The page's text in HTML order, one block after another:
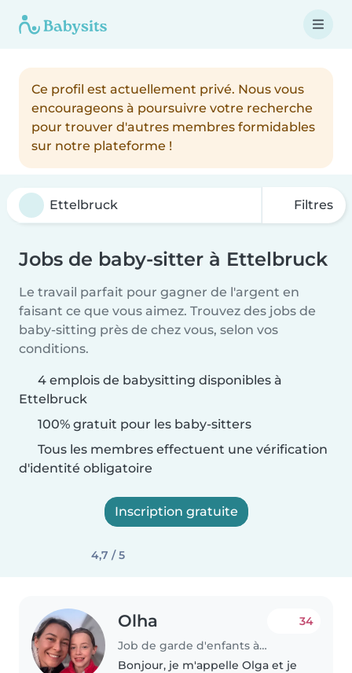
Ce profil est actuellement privé. Nous vous
encourageons à poursuivre votre recherche
pour trouver d'autres membres formidables
sur notre plateforme !
Filtres
Jobs de baby-sitter à Ettelbruck
Le travail parfait pour gagner de l'argent en
faisant ce que vous aimez. Trouvez des jobs de
baby-sitting près de chez vous, selon vos
conditions.
4 emplois de babysitting disponibles à
Ettelbruck
100% gratuit pour les baby-sitters
Tous les membres effectuent une vérification
d'identité obligatoire
Inscription gratuite
4,7 / 5
Olha
Job de garde d'enfants à Ettelbruck
34
Bonjour, je m'appelle Olga et je